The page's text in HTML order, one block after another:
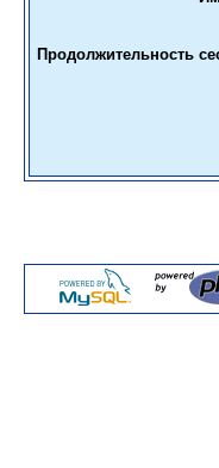
Продолжительность